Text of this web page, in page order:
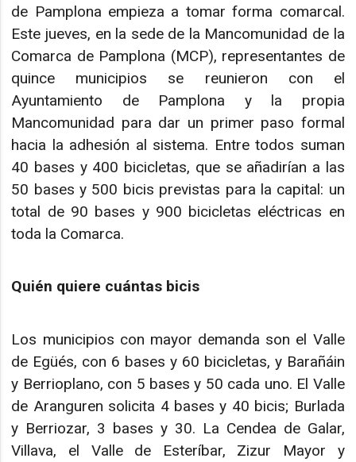
de Pamplona empieza a tomar forma comarcal.
Este jueves, en la sede de la Mancomunidad de la
Comarca de Pamplona (MCP), representantes de
quince municipios se reunieron con el
Ayuntamiento de Pamplona y la propia
Mancomunidad para dar un primer paso formal
hacia la adhesión al sistema. Entre todos suman
40 bases y 400 bicicletas, que se añadirían a las
50 bases y 500 bicis previstas para la capital: un
total de 90 bases y 900 bicicletas eléctricas en
toda la Comarca.
Quién quiere cuántas bicis
Los municipios con mayor demanda son el Valle
de Egüés, con 6 bases y 60 bicicletas, y Barañáin
y Berrioplano, con 5 bases y 50 cada uno. El Valle
de Aranguren solicita 4 bases y 40 bicis; Burlada
y Berriozar, 3 bases y 30. La Cendea de Galar,
Villava, el Valle de Esteríbar, Zizur Mayor y